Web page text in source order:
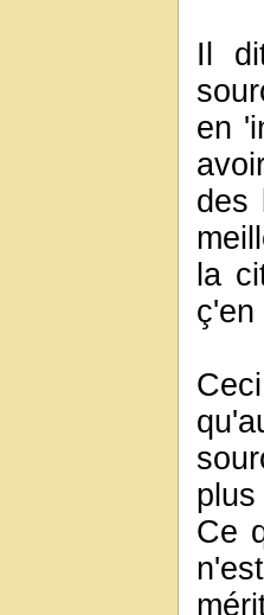
Il
en
des
la
ç'en
Ce